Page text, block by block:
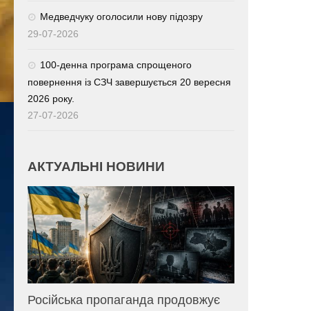
Медведчуку оголосили нову підозру
29-07-2026
100-денна програма спрощеного
повернення із СЗЧ завершується 20 вересня
2026 року.
27-07-2026
АКТУАЛЬНІ НОВИНИ
Російська пропаганда продовжує